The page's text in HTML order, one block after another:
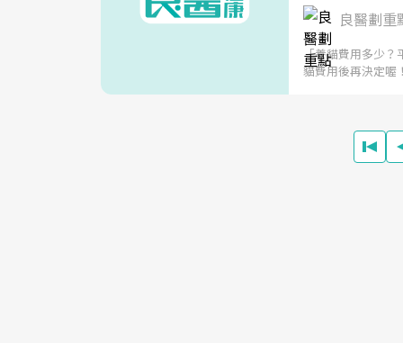
良醫劃重
「養貓費用多少？
貓費用後再決定喔